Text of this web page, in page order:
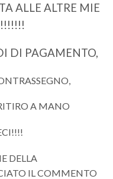
ALLE ALTRE MIE
DI PAGAMENTO,
A MANO
DELLA
IL COMMENTO